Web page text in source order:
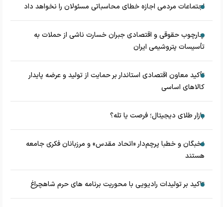
اجتماعات مردمی اجازه خطای محاسباتی مسئولان را نخواهد داد
چارچوب حقوقی و اقتصادی جبران خسارت ناشی از حملات به
تأسیسات پتروشیمی ایران
تأکید معاون اقتصادی استاندار بر حمایت از تولید و عرضه پایدار
کالاهای اساسی
بازار طلای دیجیتال؛ فرصت یا تله؟
نخبگان و خطبا پرچم‌دار «اتحاد مقدس» و مرزبانان فکری جامعه
هستند
تاکید بر تولیدات رادیویی با محوریت برنامه های حرم شاهچراغ